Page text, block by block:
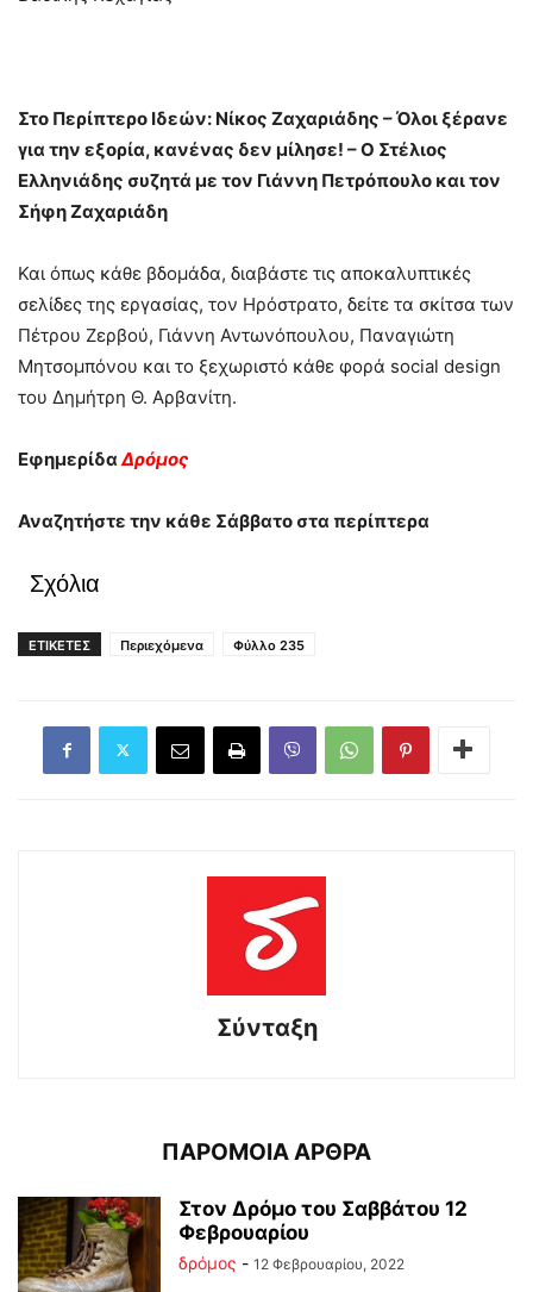
Στο Περίπτερο Ιδεών: Νίκος Ζαχαριάδης – Όλοι ξέρανε
για την εξορία, κανένας δεν μίλησε! – Ο Στέλιος
Ελληνιάδης συζητά με τον Γιάννη Πετρόπουλο και τον
Σήφη Ζαχαριάδη
Και όπως κάθε βδομάδα, διαβάστε τις αποκαλυπτικές
σελίδες της εργασίας, τον Ηρόστρατο, δείτε τα σκίτσα των
Πέτρου Ζερβού, Γιάννη Αντωνόπουλου, Παναγιώτη
Μητσομπόνου και το ξεχωριστό κάθε φορά social design
του Δημήτρη Θ. Αρβανίτη.
Εφημερίδα Δρόμος
Αναζητήστε την κάθε Σάββατο στα περίπτερα
Σχόλια
ΕΤΙΚΕΤΕΣ Περιεχόμενα Φύλλο 235
Σύνταξη
ΠΑΡΟΜΟΙΑ ΑΡΘΡΑ
Στον Δρόμο του Σαββάτου 12
Φεβρουαρίου
δρόμος - 12 Φεβρουαρίου, 2022